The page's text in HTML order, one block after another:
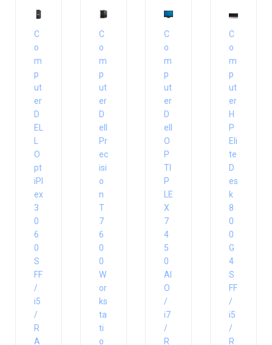
C
o
m
p
ut
er
D
EL
O
pt
iPl
ex
3
0
6
0
S
FF
/
i5
/
R
A
C
o
m
p
ut
er
D
ell
Pr
ec
isi
o
n
T
7
6
0
0
W
or
ks
ta
ti
o
C
o
m
p
ut
er
D
ell
O
P
TI
P
LE
X
7
4
5
0
AI
O
/
i7
/
R
C
o
m
p
ut
er
H
P
Eli
te
D
es
k
8
0
0
G
4
S
FF
/
i5
/
R